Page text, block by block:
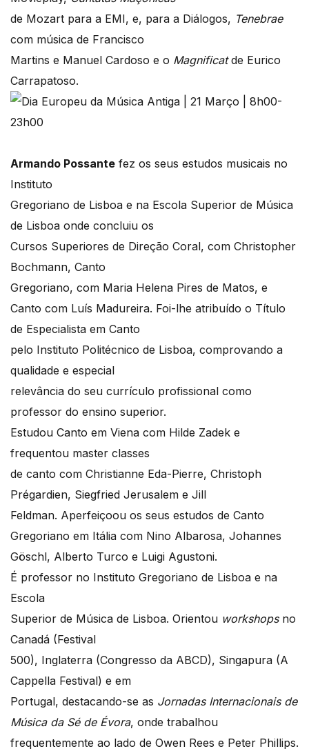
de Mozart para a EMI, e, para a Diálogos, Tenebrae
com música de Francisco
Martins e Manuel Cardoso e o Magnificatde Eurico
Carrapatoso.
Armando Possante fez os seus estudos musicais no
Instituto
Gregoriano de Lisboa e na Escola Superior de Música
de Lisboa onde concluiu os
Cursos Superiores de Direção Coral, com Christopher
Bochmann, Canto
Gregoriano, com Maria Helena Pires de Matos, e
Canto com Luís Madureira. Foi-lhe atribuído o Título
de Especialista em Canto
pelo Instituto Politécnico de Lisboa, comprovando a
qualidade e especial
relevância do seu currículo profissional como
professor do ensino superior.
Estudou Canto em Viena com Hilde Zadek e
frequentou master classes
de canto com Christianne Eda-Pierre, Christoph
Prégardien, Siegfried Jerusalem e Jill
Feldman. Aperfeiçoou os seus estudos de Canto
Gregoriano em Itália com Nino Albarosa, Johannes
Göschl, Alberto Turco e Luigi Agustoni.
É professor no Instituto Gregoriano de Lisboa e na
Escola
Superior de Música de Lisboa. Orientou workshopsno
Canadá (Festival
500), Inglaterra (Congresso da ABCD), Singapura (A
Cappella Festival) e em
Portugal, destacando-se as Jornadas Internacionais de
Música da Sé de Évora, onde trabalhou
frequentemente ao lado de Owen Rees e Peter Phillips.